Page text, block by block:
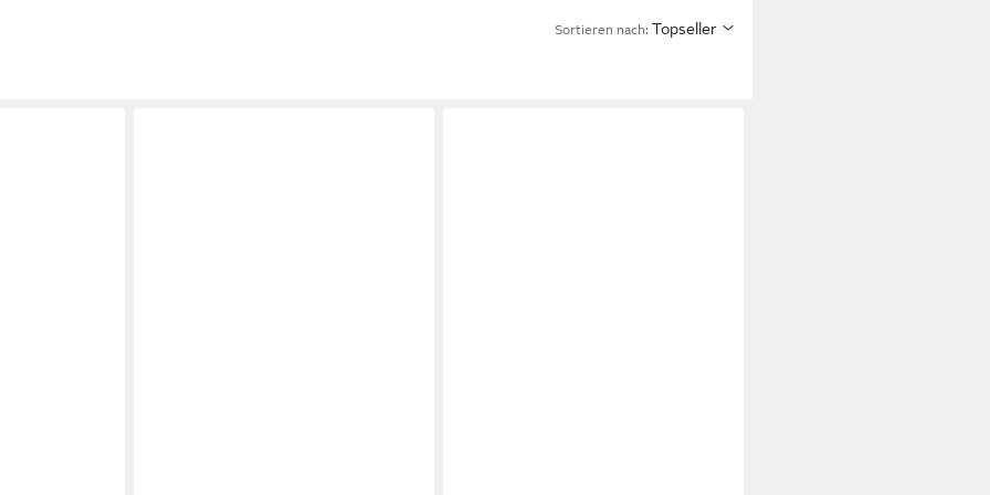
Sortieren nach: Topseller